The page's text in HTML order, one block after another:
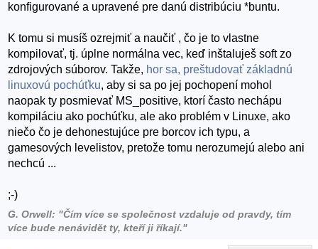
konfigurované a upravené pre danú distribúciu *buntu.
K tomu si musíš ozrejmiť a naučiť , čo je to vlastne
kompilovať, tj. úplne normálna vec, keď inštaluješ soft zo
zdrojových súborov. Takže, hor sa, preštudovať základnú
linuxovú pochúťku, aby si sa po jej pochopení mohol
naopak ty posmievať MS_positive, ktorí často nechápu
kompiláciu ako pochúťku, ale ako problém v Linuxe, ako
niečo čo je dehonestujúce pre borcov ich typu, a
gamesových levelistov, pretože tomu nerozumejú alebo ani
nechcú ...
;-)
G. Orwell: "Čím více se společnost vzdaluje od pravdy, tím
více bude nenávidět ty, kteří ji říkají."